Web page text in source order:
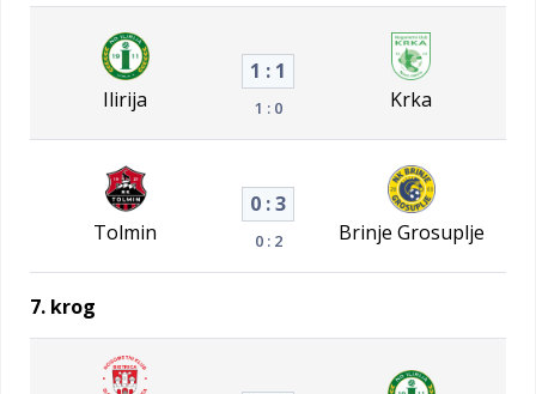
Ilirija
1 : 1
1 : 0 Krka
Tolmin
0 : 3
0 : 2 Brinje Grosuplje
7. krog